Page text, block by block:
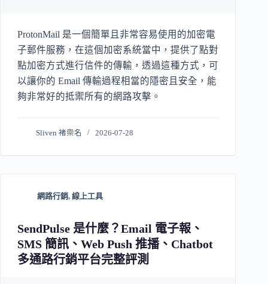
ProtonMail 是一個簡單且非常容易使用的加密電
子郵件服務，在這個加密系統當中，提供了點對
點加密方式進行信件的傳輸，透過這種方式，可
以讓你的 Email 傳輸過程相當的隱密且安全，能
夠非常好的抵禦所有的網路攻擊。
Sliven 褚崇名 2026-07-28
網路行銷, 線上工具
SendPulse 是什麼？Email 電子報、
SMS 簡訊、Web Push 推播、Chatbot
多通路行銷平台完整評測